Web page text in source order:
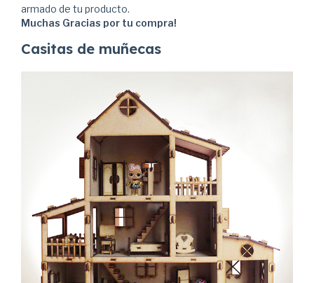
armado de tu producto.
Muchas Gracias por tu compra!
Casitas de muñecas